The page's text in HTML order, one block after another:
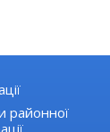
районної